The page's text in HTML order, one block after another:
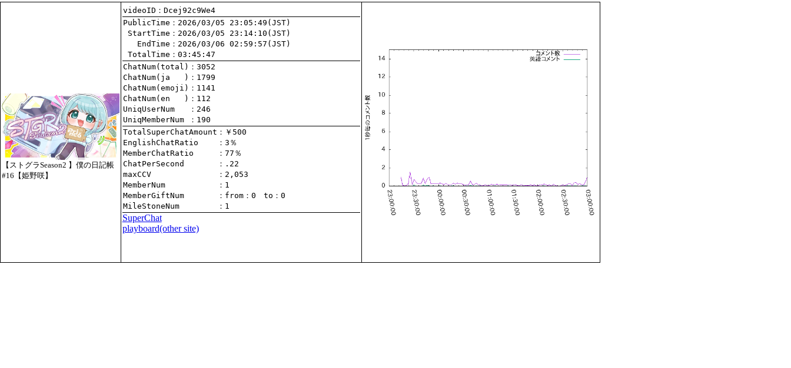
【ストグラSeason2 】僕の日記帳
#16【姫野咲】
videoID：Dcej92c9We4
PublicTime
StartTime
   EndTime
TotalTime ：03:45:47
ChatNum(total)
ChatNum(ja   )
ChatNum(emoji)
ChatNum(en   )
UniqUserNum
：246
UniqMemberNum
：190
TotalSuperChatAmount
EnglishChatRatio
MemberChatRatio
ChatPerSecond
maxCCV
：2,053
MemberNum
：1
MemberGiftNum
： from ：0 to ：0
MileStoneNum
：1
SuperChat
playboard(other site)